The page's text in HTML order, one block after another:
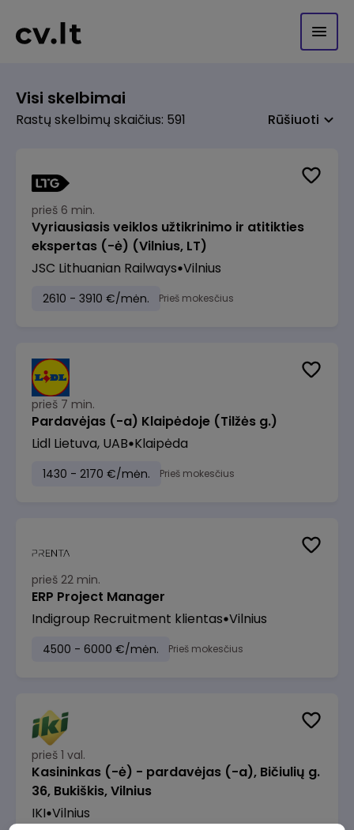
Visi skelbimai
Rastų skelbimų skaičius: 591 Rūšiuoti
prieš 6 min.
Vyriausiasis veiklos užtikrinimo ir atitikties
ekspertas (-ė) (Vilnius, LT)
JSC Lithuanian Railways Vilnius
2610 - 3910 €/mėn. Prieš mokesčius
prieš 7 min.
Pardavėjas (-a) Klaipėdoje (Tilžės g.)
Lidl Lietuva, UAB Klaipėda
1430 - 2170 €/mėn. Prieš mokesčius
prieš 22 min.
ERP Project Manager
Indigroup Recruitment klientas Vilnius
4500 - 6000 €/mėn. Prieš mokesčius
prieš 1 val.
Kasininkas (-ė) - pardavėjas (-a), Bičiulių g.
36, Bukiškis, Vilnius
IKI Vilnius